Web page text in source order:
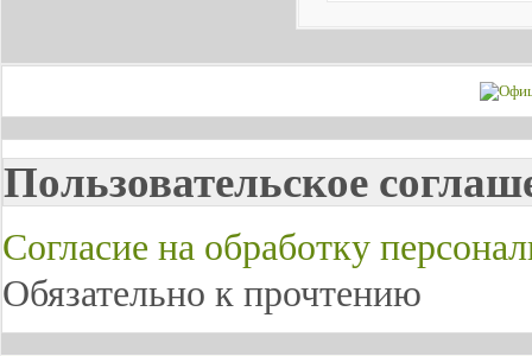
Пользовательское
Согласие на обработку
Обязательно к прочтению